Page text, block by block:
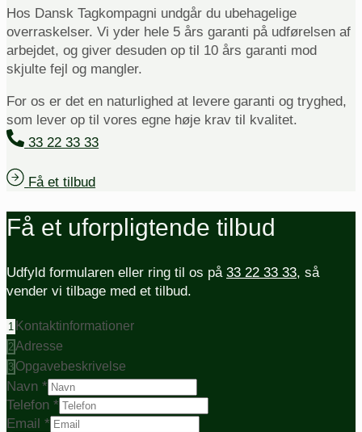
Hos Dansk Tagkompagni undgår du ubehagelige
overraskelser. Vi yder hele 5 års garanti på udførelsen af
arbejdet, og giver desuden op til 10 års garanti mod
skjulte fejl og mangler.
For os er det en naturlighed at levere garanti og tryghed,
som lever op til vores egne høje krav til kvalitet.
33 22 33 33
Få et tilbud
Få et uforpligtende tilbud
Udfyld formularen eller ring til os på 33 22 33 33, så
vender vi tilbage med et tilbud.
1 Kontaktinformationer
2Adresse
3 Opgavebeskrivelse
Navn *
Telefon *
Email *